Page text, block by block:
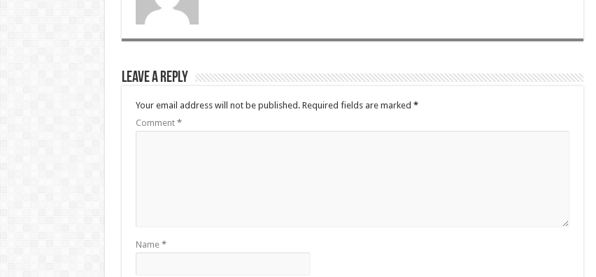
Leave a Reply
Your email address will not be published. Required fields are marked *
Comment *
Name *